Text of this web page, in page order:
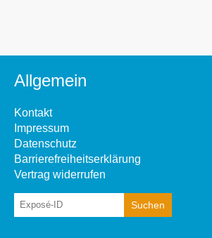
Allgemein
Kontakt
Impressum
Datenschutz
Barrierefreiheitserklärung
Vertrag widerrufen